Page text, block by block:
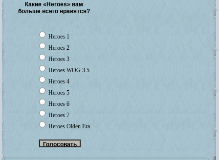
Какие «Heroes» вам
больше всего нравятся?
Heroes 1
Heroes 2
Heroes 3
Heroes WOG 3.5
Heroes 4
Heroes 5
Heroes 6
Heroes 7
Heroes Olden Era